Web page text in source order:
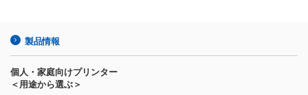
製品情報
個人・家庭向けプリンター
＜用途から選ぶ＞